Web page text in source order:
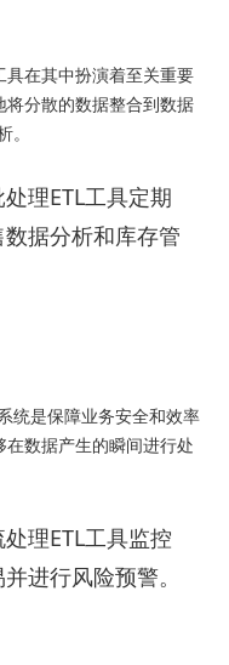
具在其中扮演着至关重要
将分散的数据整合到数据
理ETL工具定期
据分析和库存管
统是保障业务安全和效率
在数据产生的瞬间进行处
理ETL工具监控
进行风险预警。